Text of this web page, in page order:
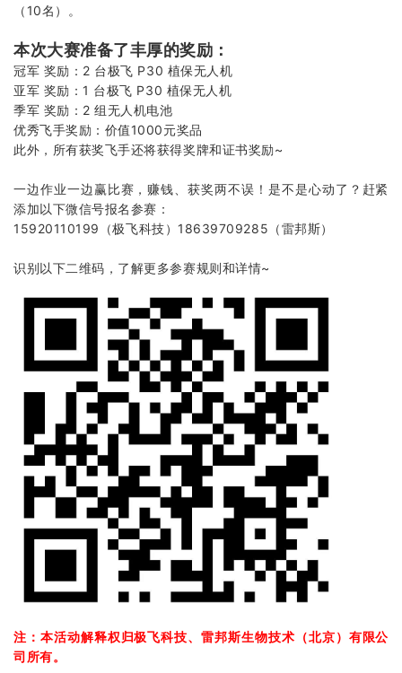
（10名）。
本次大赛准备了丰厚的奖励：
冠军 奖励：2 台极飞 P30 植保无人机
亚军 奖励：1 台极飞 P30 植保无人机
季军 奖励：2 组无人机电池
优秀飞手奖励：价值1000元奖品
此外，所有获奖飞手还将获得奖牌和证书奖励~
一边作业一边赢比赛，赚钱、获奖两不误！是不是心动了？赶紧
添加以下微信号报名参赛：
15920110199（极飞科技）18639709285（雷邦斯）
识别以下二维码，了解更多参赛规则和详情~
注：本活动解释权归极飞科技、雷邦斯生物技术（北京）有限公
司所有。